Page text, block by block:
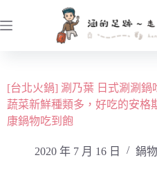
至
容[台北火鍋] 涮乃葉 日式涮涮鍋
蔬菜新鮮種類多，好吃的安格
康鍋物吃到飽
2020 年 7 月 16 日 鍋物